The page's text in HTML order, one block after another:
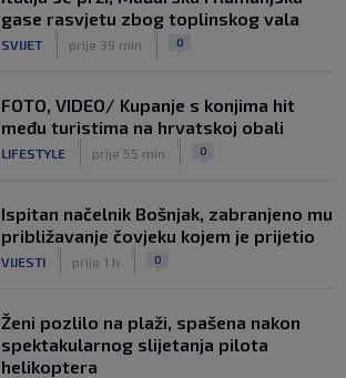
gase rasvjetu zbog toplinskog vala
SVIJET prije 39 min 0
FOTO, VIDEO/ Kupanje s konjima hit
među turistima na hrvatskoj obali
LIFESTYLE prije 55 min 0
Ispitan načelnik Bošnjak, zabranjeno mu
približavanje čovjeku kojem je prijetio
VIJESTI prije 1 h 0
Ženi pozlilo na plaži, spašena nakon
spektakularnog slijetanja pilota
helikoptera